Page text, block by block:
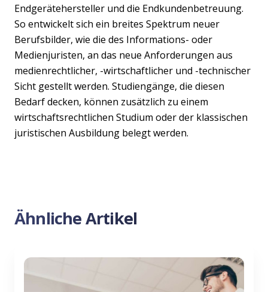
Endgerätehersteller und die Endkundenbetreuung.
So entwickelt sich ein breites Spektrum neuer
Berufsbilder, wie die des Informations- oder
Medienjuristen, an das neue Anforderungen aus
medienrechtlicher, -wirtschaftlicher und -technischer
Sicht gestellt werden. Studiengänge, die diesen
Bedarf decken, können zusätzlich zu einem
wirtschaftsrechtlichen Studium oder der klassischen
juristischen Ausbildung belegt werden.
Ähnliche Artikel